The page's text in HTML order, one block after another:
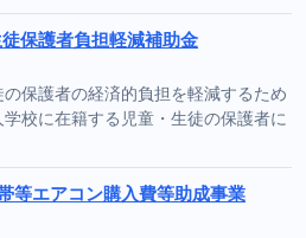
保護者負担軽減補助金
保護者の経済的負担を軽減するため
校に在籍する児童・生徒の保護者に
等エアコン購入費等助成事業